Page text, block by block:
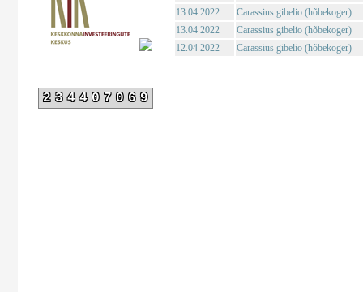
234407069
13.04 2022
Carassius gibelio (hõbekoger)
13.04 2022
Carassius gibelio (hõbekoger)
12.04 2022
Carassius gibelio (hõbekoger)